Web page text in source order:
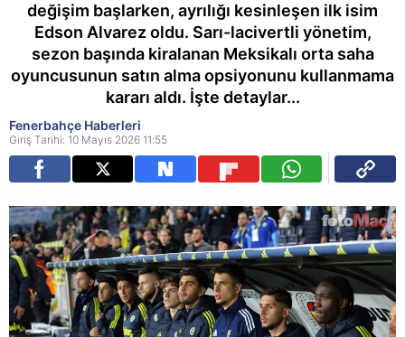
değişim başlarken, ayrılığı kesinleşen ilk isim
Edson Alvarez oldu. Sarı-lacivertli yönetim,
sezon başında kiralanan Meksikalı orta saha
oyuncusunun satın alma opsiyonunu kullanmama
kararı aldı. İşte detaylar...
Fenerbahçe Haberleri
Giriş Tarihi: 10 Mayıs 2026 11:55